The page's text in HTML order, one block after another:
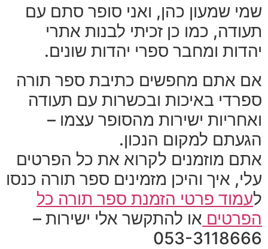
שמי שמעון כהן, ואני סופר סתם עם
תעודה, כמו כן זכיתי לבנות אתרי
יהדות ומחבר ספרי יהדות שונים.
אם אתם מחפשים כתיבת ספר תורה
ספרדי באיכות ובכשרות עם תעודה
ואחריות ישירות מהסופר עצמו –
הגעתם למקום הנכון.
אתם מוזמנים לקרוא את כל הפרטים
עלי, איך והיכן מזמינים ספר תורה כנסו
לעמוד פרטי הזמנת ספר תורה כל
הפרטים או להתקשר אלי ישירות –
053-3118666